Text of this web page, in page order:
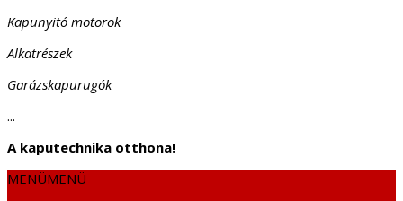
Kapunyitó motorok
Alkatrészek
Garázskapurugók
...
A kaputechnika otthona!
MENÜMENÜ